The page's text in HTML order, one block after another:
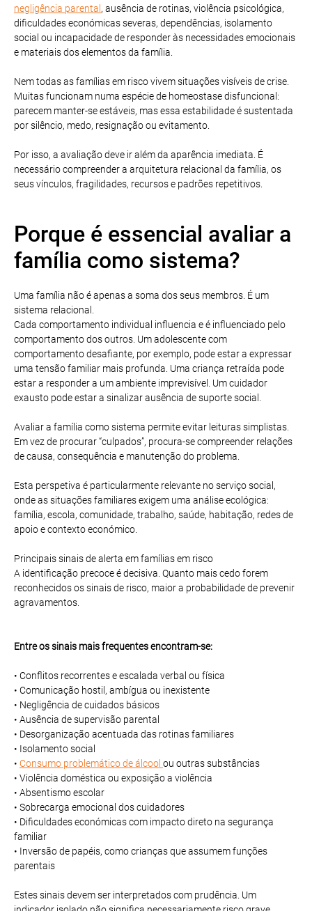
negligência parental , ausência de rotinas, violência psicológica,
dificuldades económicas severas, dependências, isolamento
social ou incapacidade de responder às necessidades emocionais
e materiais dos elementos da família.
Nem todas as famílias em risco vivem situações visíveis de crise.
Muitas funcionam numa espécie de homeostase disfuncional:
parecem manter-se estáveis, mas essa estabilidade é sustentada
por silêncio, medo, resignação ou evitamento.
Por isso, a avaliação deve ir além da aparência imediata. É
necessário compreender a arquitetura relacional da família, os
seus vínculos, fragilidades, recursos e padrões repetitivos.
Porque é essencial avaliar a
família como sistema?
Uma família não é apenas a soma dos seus membros. É um
sistema relacional.
Cada comportamento individual influencia e é influenciado pelo
comportamento dos outros. Um adolescente com
comportamento desafiante, por exemplo, pode estar a expressar
uma tensão familiar mais profunda. Uma criança retraída pode
estar a responder a um ambiente imprevisível. Um cuidador
exausto pode estar a sinalizar ausência de suporte social.
Avaliar a família como sistema permite evitar leituras simplistas.
Em vez de procurar “culpados”, procura-se compreender relações
de causa, consequência e manutenção do problema.
Esta perspetiva é particularmente relevante no serviço social,
onde as situações familiares exigem uma análise ecológica:
família, escola, comunidade, trabalho, saúde, habitação, redes de
apoio e contexto económico.
Principais sinais de alerta em famílias em risco
A identificação precoce é decisiva. Quanto mais cedo forem
reconhecidos os sinais de risco, maior a probabilidade de prevenir
agravamentos.
Entre os sinais mais frequentes encontram-se:
• Conflitos recorrentes e escalada verbal ou física
• Comunicação hostil, ambígua ou inexistente
• Negligência de cuidados básicos
• Ausência de supervisão parental
• Desorganização acentuada das rotinas familiares
• Isolamento social
• Consumo problemático de álcool ou outras substâncias
• Violência doméstica ou exposição a violência
• Absentismo escolar
• Sobrecarga emocional dos cuidadores
• Dificuldades económicas com impacto direto na segurança
familiar
• Inversão de papéis, como crianças que assumem funções
parentais
Estes sinais devem ser interpretados com prudência. Um